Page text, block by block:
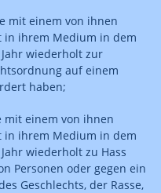
mit einem von ihnen
ihrem Medium in dem
wiederholt zur
auf einem
haben;
mit einem von ihnen
ihrem Medium in dem
wiederholt zu Hass
Personen oder gegen ein
Geschlechts, der Rasse,